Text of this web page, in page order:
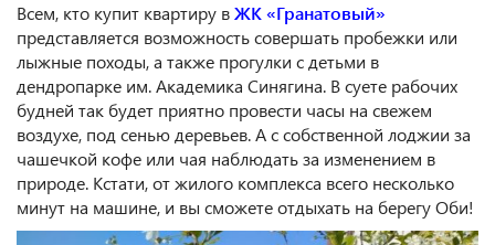
Всем, кто купит квартиру вЖК «Гранатовый»
представляется возможность совершать пробежки или
лыжные походы, а также прогулки с детьми в
дендропарке им. Академика Синягина. В суете рабочих
будней так будет приятно провести часы на свежем
воздухе, под сенью деревьев. А с собственной лоджии за
чашечкой кофе или чая наблюдать за изменением в
природе. Кстати, от жилого комплекса всего несколько
минут на машине, и вы сможете отдыхать на берегу Оби!